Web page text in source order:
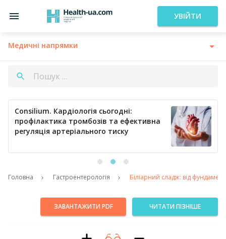
УВІЙТИ
Медичні напрямки
Consilium. Кардіологія сьогодні:
профілактика тромбозів та ефективна
регуляція артеріального тиску
Головна Гастроентерологія Біліарний сладж: від
ЗАВАНТАЖИТИ PDF ЧИТАТИ ПІЗНІШЕ